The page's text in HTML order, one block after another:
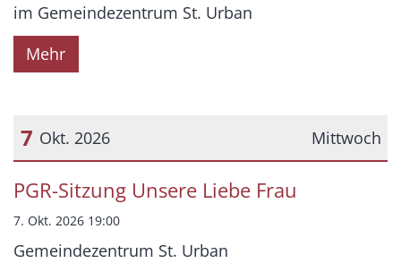
im Gemeindezentrum St. Urban
Mehr
Mittwoch
7 Okt. 2026
Datum: 7. Oktober 2026
PGR-Sitzung Unsere Liebe Frau
7. Okt. 2026 19:00
Gemeindezentrum St. Urban